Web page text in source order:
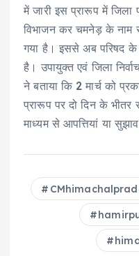
में जारी इस प्रारूप में जिला
विभाजन कर चमनेड़ के नाम
गया है। इससे अब परिषद के
है। उपायुक्त एवं जिला
ने बताया कि 2 मार्च को
प्रारूप पर दो दिन के
माध्यम से आपत्तियां या